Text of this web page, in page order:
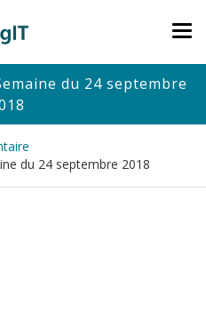
du 24 septembre
du 24 septembre 2018